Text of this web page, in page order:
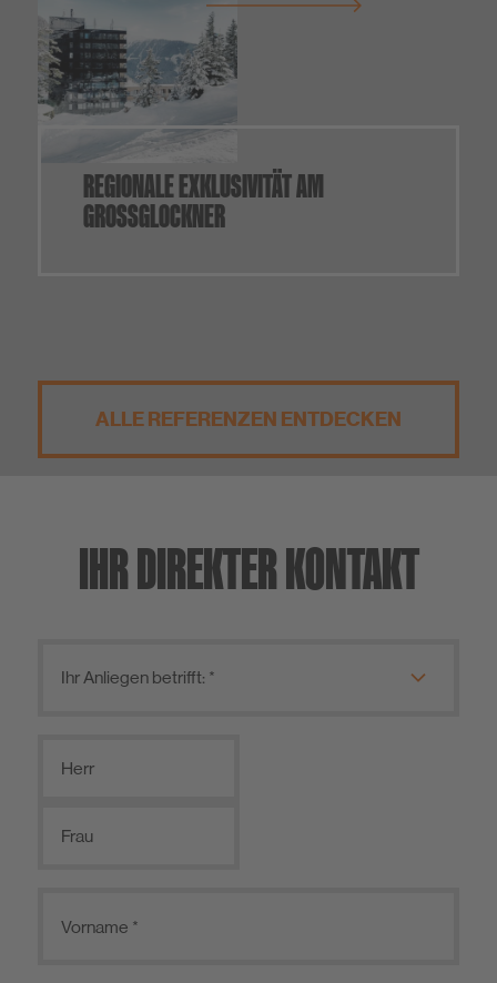
REGIONALE EXKLUSIVITÄT AM
GROSSGLOCKNER
ALLE REFERENZEN ENTDECKEN
IHR DIREKTER KONTAKT
Herr
Frau